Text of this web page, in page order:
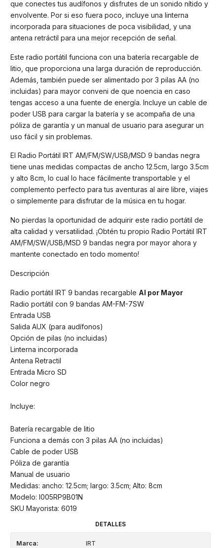
que conectes tus audífonos y disfrutes de un sonido nítido y
envolvente. Por si eso fuera poco, incluye una linterna
incorporada para situaciones de poca visibilidad, y una
antena retráctil para una mejor recepción de señal.
Este radio portátil funciona con una batería recargable de
litio, que proporciona una larga duración de reproducción.
Además, también puede ser alimentado por 3 pilas AA (no
incluidas) para mayor conveni de que noencia en caso
tengas acceso a una fuente de energía. Incluye un cable de
poder USB para cargar la batería y se acompaña de una
póliza de garantía y un manual de usuario para asegurar un
uso fácil y sin problemas.
El Radio Portátil IRT AM/FM/SW/USB/MSD 9 bandas negra
tiene unas medidas compactas de ancho 12.5cm, largo 3.5cm
y alto 8cm, lo cual lo hace fácilmente transportable y el
complemento perfecto para tus aventuras al aire libre, viajes
o simplemente para disfrutar de la música en tu hogar.
No pierdas la oportunidad de adquirir este radio portátil de
alta calidad y versatilidad. ¡Obtén tu propio Radio Portátil IRT
AM/FM/SW/USB/MSD 9 bandas negra por mayor ahora y
mantente conectado en todo momento!
Descripción
Radio portátil IRT 9 bandas recargable Al por Mayor
Radio portátil con 9 bandas AM-FM-7SW
Entrada USB
Salida AUX (para audífonos)
Opción de pilas (no incluidas)
Linterna incorporada
Antena Retractil
Entrada Micro SD
Color negro
Incluye:
Batería recargable de litio
Funciona a demás con 3 pilas AA (no incluidas)
Cable de poder USB
Póliza de garantía
Manual de usuario
Medidas: ancho: 12.5cm; largo: 3.5cm; Alto: 8cm
Modelo: I005RP9B01N
SKU Mayorista: 6019
DETALLES
Marca: IRT